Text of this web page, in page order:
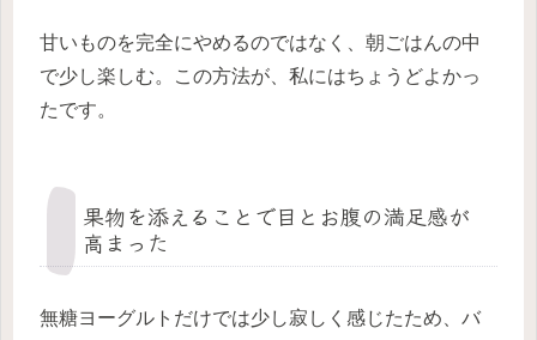
甘いものを完全にやめるのではなく、朝ごはんの中
で少し楽しむ。この方法が、私にはちょうどよかっ
たです。
果物を添えることで目とお腹の満足感が
高まった
無糖ヨーグルトだけでは少し寂しく感じたため、バ